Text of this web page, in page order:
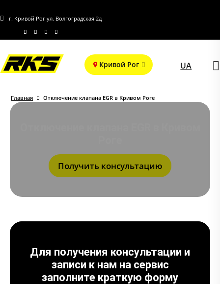
г. Кривой Рог ул. Волгоградская 2д
Кривой Рог UA
Главная Отключение клапана EGR в Кривом Роге
Получить консультацию
Для получения консультации и
записи к нам на сервис
заполните краткую форму